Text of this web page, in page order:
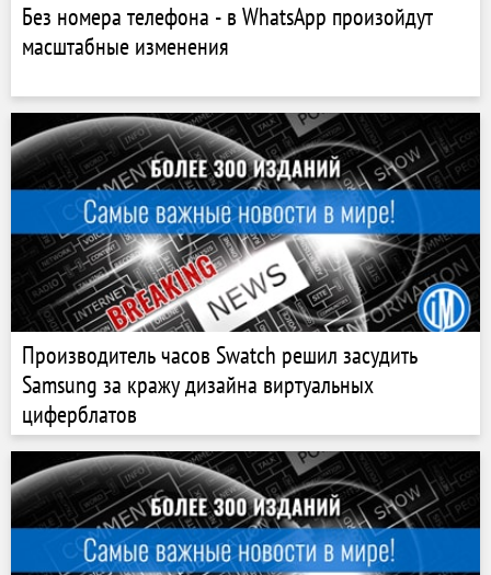
Без номера телефона - в WhatsApp произойдут
масштабные изменения
Производитель часов Swatch решил засудить
Samsung за кражу дизайна виртуальных
циферблатов